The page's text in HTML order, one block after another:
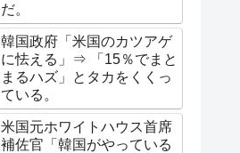
だ。
韓国政府「米国のカツアゲ
に怯える」⇒ 「15％でまと
まるハズ」とタカをくくっ
ている。
米国元ホワイトハウス首席
補佐官「韓国がやっている